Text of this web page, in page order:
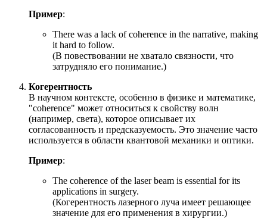
Пример:
There was a lack of coherence in the narrative, making
it hard to follow.
(В повествовании не хватало связности, что
затрудняло его понимание.)
Когерентность
В научном контексте, особенно в физике и математике,
"coherence" может относиться к свойству волн
(например, света), которое описывает их
согласованность и предсказуемость. Это значение часто
используется в области квантовой механики и оптики.
Пример:
The coherence of the laser beam is essential for its
applications in surgery.
(Когерентность лазерного луча имеет решающее
значение для его применения в хирургии.)